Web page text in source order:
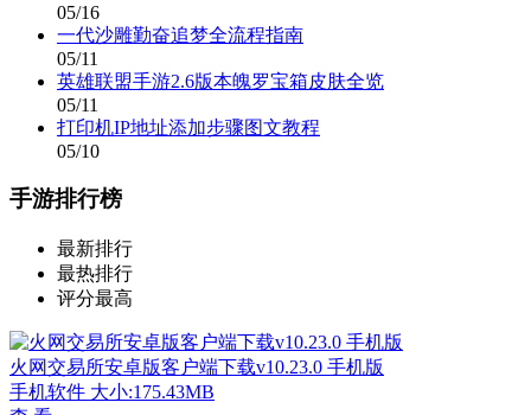
05/16
一代沙雕勤奋追梦全流程指南
05/11
英雄联盟手游2.6版本魄罗宝箱皮肤全览
05/11
打印机IP地址添加步骤图文教程
05/10
手游排行榜
最新排行
最热排行
评分最高
火网交易所安卓版客户端下载v10.23.0 手机版
手机软件 大小:175.43MB